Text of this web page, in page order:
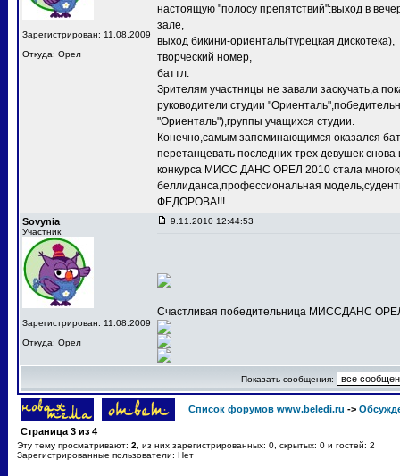
Зарегистрирован: 11.08.2009
Откуда: Орел
настоящую "полосу препятствий":выход в
зале,
выход бикини-ориенталь(турецкая дискотека),
творческий номер,
баттл.
Зрителям участницы не завали заскучать,а
руководители студии
"Ориенталь"),группы учащихся студии.
Конечно,самым запоминающимся оказался
перетанцевать последних трех девушек
конкурса МИСС ДАНС ОРЕЛ 2010 стала
беллиданса,профессиональная
ФЕДОРОВА!!!
Sovynia
Участник
Зарегистрирован: 11.08.2009
Откуда: Орел
9.11.2010 12:44:53
Счастливая победительница МИССДАНС
Показать сообщения:
Список форумов www.beledi.ru ->
Страница 3 из 4
Эту тему просматривают: 2 , из них зарегистрированных: 0, скрытых: 0 и гостей: 2
Зарегистрированные пользователи: Нет